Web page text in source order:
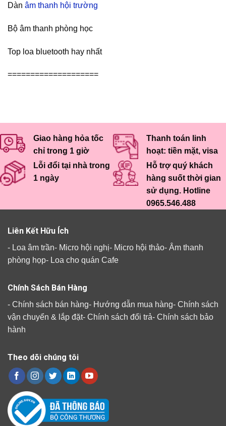
Dàn âm thanh hội trường
Bộ âm thanh phòng học
Top loa bluetooth hay nhất
====================
Giao hàng hỏa tốc
chỉ trong 1 giờ
Thanh toán linh
hoạt: tiền mặt, visa
Lỗi đổi tại nhà trong
1 ngày
Hỗ trợ quý khách
hàng suốt thời gian
sử dụng. Hotline
0965.546.488
Liên Kết Hữu Ích
- Loa âm trần- Micro hội nghị- Micro hội thảo- Âm thanh
phòng họp- Loa cho quán Cafe
Chính Sách Bán Hàng
- Chính sách bán hàng- Hướng dẫn mua hàng- Chính sách
vận chuyển & lắp đặt- Chính sách đổi trả- Chính sách bảo
hành
Theo dõi chúng tôi